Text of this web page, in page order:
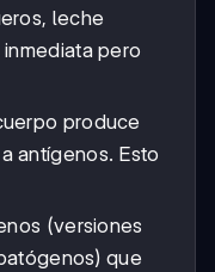
leche
pero
produce
antígenos. Esto
(versiones
que